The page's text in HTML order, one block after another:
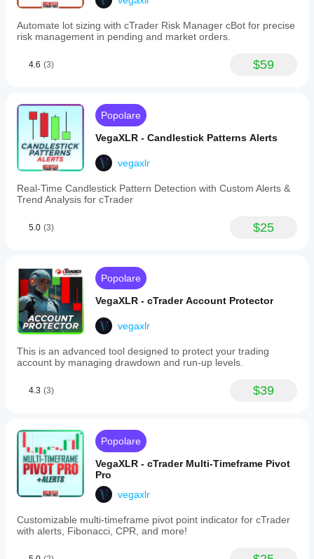
be
for
specific
types
with
the
to
pause
alerts
temporarily.
A
user
accessible
chart
for
quick
reference.
This
indicator
traders
in
market
swings
levels
customizable
alerts
to
facilitate
informed
decisions.
Automate lot sizing with cTrader Risk Manager cBot for precise
risk management in pending and market orders.
4.6 (3) $59
Popolare
VegaXLR - Candlestick Patterns Alerts
vegaxlr
Real-Time Candlestick Pattern Detection with Custom Alerts &
Trend Analysis for cTrader
5.0 (3) $25
Popolare
VegaXLR - cTrader Account Protector
vegaxlr
This is an advanced tool designed to protect your trading
account by managing drawdown and run-up levels.
4.3 (3) $39
Popolare
VegaXLR - cTrader Multi-Timeframe Pivot
Pro
vegaxlr
Customizable multi-timeframe pivot point indicator for cTrader
with alerts, Fibonacci, CPR, and more!